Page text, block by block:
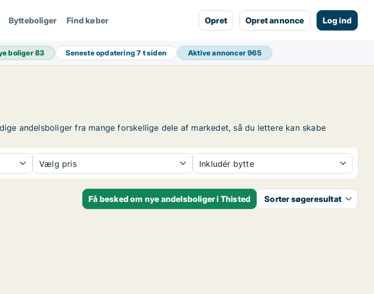
Bytteboliger Find køber Opret Opret annonce Log ind
boliger83 Seneste opdatering7 t siden Aktive annoncer965
andelsboliger fra mange forskellige dele af markedet, så du lettere kan skabe
Vælg pris Inkludér bytte
Få besked om nye andelsboliger i Thisted Sorter søgeresultat